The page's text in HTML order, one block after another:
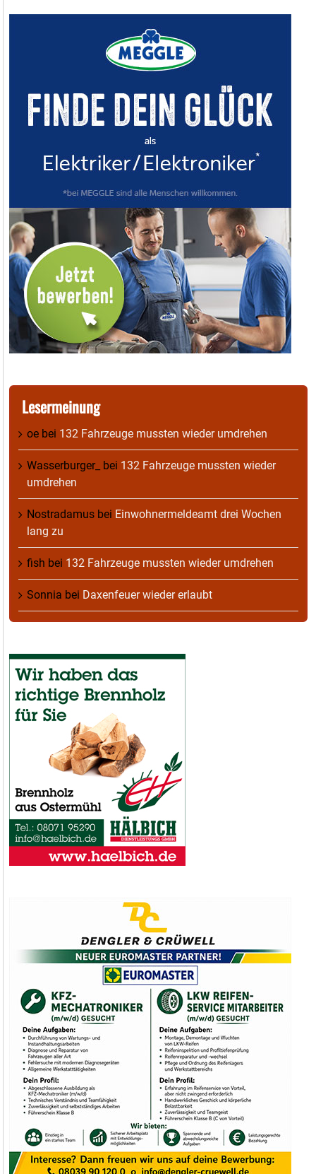
Lesermeinung
oe bei 132 Fahrzeuge mussten wieder umdrehen
Wasserburger_ bei 132 Fahrzeuge mussten wieder
umdrehen
Nostradamus bei Einwohnermeldeamt drei Wochen
lang zu
fish bei 132 Fahrzeuge mussten wieder umdrehen
Sonnia bei Daxenfeuer wieder erlaubt